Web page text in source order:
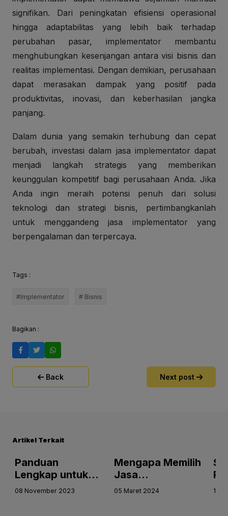
signifikan. Dari peningkatan efisiensi operasional
hingga adaptabilitas yang lebih baik terhadap
perubahan pasar, implementator membantu
menghubungkan kesenjangan antara visi bisnis dan
realitas implementasi. Dengan demikian, perusahaan
dapat merasakan dampak yang positif pada
produktivitas, inovasi, dan keberhasilan jangka
panjang.
Dalam dunia yang semakin terhubung dan cepat
berubah, investasi dalam jasa implementator dapat
menjadi langkah strategis yang memberikan
keunggulan kompetitif bagi perusahaan Anda. Jika
Anda ingin meraih potensi penuh dari solusi
teknologi dan strategi bisnis, pertimbangkanlah
untuk menggandeng jasa implementator yang
berpengalaman dan terpercaya.
Tags :
#Implementator # Bisnis
Bagikan :
Back Next post
Artikel Terkait
untuk
2023
Mengapa Memilih
Jasa
Implementator
05 Maret 2024
Seberapa
Penting
13 Januari 2025